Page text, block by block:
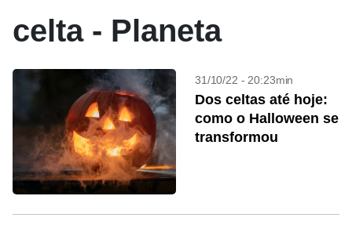
celta - Planeta
31/10/22 - 20:23min
Dos celtas até hoje:
como o Halloween se
transformou